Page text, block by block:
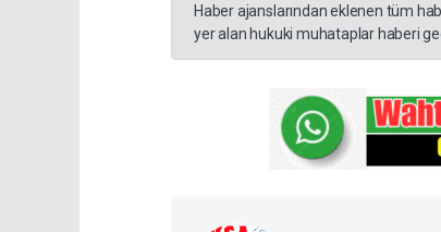
Haber ajanslarından eklenen tüm
yer alan hukuki muhataplar haberi